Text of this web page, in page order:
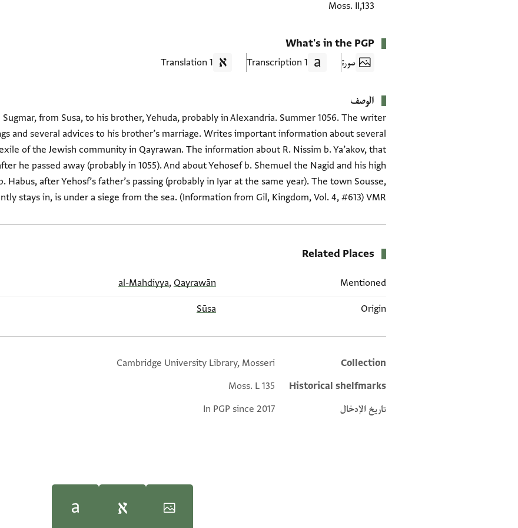
Moss. II,133
What's in the PGP
صورة 1 Transcription
1 Translation
الوصف
from Susa, to his brother, Yehuda, probably in Alexandria. Summer 1056. The writer
and several advices to his brother’s marriage. Writes important information about several
of the Jewish community in Qayrawan. The information about R. Nissim b. Ya’akov, that
he passed away (probably in 1055). And about Yehosef b. Shemuel the Nagid and his high
after Yehosf’s father’s passing (probably in Iyar at the same year). The town Sousse,
stays in, is under a siege from the sea. (Information from Gil, Kingdom, Vol. 4, #613) VMR
Related Places
Mentioned
al-Mahdiyya, Qayrawān
Origin
Sūsa
Additional metadata
Collection
Cambridge University Library, Mosseri
Historical shelfmarks
Moss. L 135
تاريخ الإدخال
In PGP since 2017